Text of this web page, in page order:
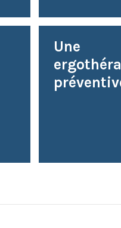
Une